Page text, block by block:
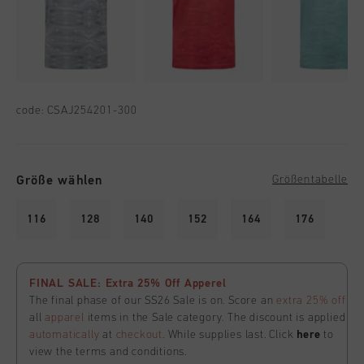
code: CSAJ254201-300
Größe wählen Größentabelle
116 128 140 152 164 176
FINAL SALE: Extra 25% Off Apperel
The final phase of our SS26 Sale is on. Score an extra 25% off
allapparel items in the Sale category. The discount is applied
automatically at checkout . While supplies last. Click here to
view the terms and conditions.